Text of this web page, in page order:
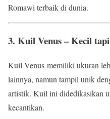
Romawi terbaik di dunia.
3. Kuil Venus – Kecil
Kuil Venus memiliki ukuran
lainnya, namun tampil unik
artistik. Kuil ini didedikasikan
kecantikan.